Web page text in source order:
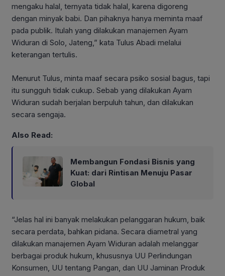
mengaku halal, ternyata tidak halal, karena digoreng
dengan minyak babi. Dan pihaknya hanya meminta maaf
pada publik. Itulah yang dilakukan manajemen Ayam
Widuran di Solo, Jateng,” kata Tulus Abadi melalui
keterangan tertulis.
Menurut Tulus, minta maaf secara psiko sosial bagus, tapi
itu sungguh tidak cukup. Sebab yang dilakukan Ayam
Widuran sudah berjalan berpuluh tahun, dan dilakukan
secara sengaja.
Also Read:
Membangun Fondasi Bisnis yang
Kuat: dari Rintisan Menuju Pasar
Global
“Jelas hal ini banyak melakukan pelanggaran hukum, baik
secara perdata, bahkan pidana. Secara diametral yang
dilakukan manajemen Ayam Widuran adalah melanggar
berbagai produk hukum, khususnya UU Perlindungan
Konsumen, UU tentang Pangan, dan UU Jaminan Produk